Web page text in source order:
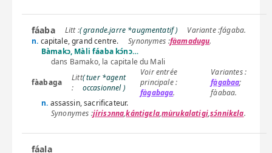
fáaba ( grande.jarre *augmentatif ) fágaba.
n. capitale, grand centre. fàamadugu.
Bàmakɔ, Màli fáaba kɔ́nɔ…
dans Bamako, la capitale du Mali
fàabaga
( tuer *agent
occasionnel )
fàgabaga.
fàgabaa;
fàabaa.
n. assassin, sacrificateur.
jírisɔnna,kántigɛla,mùrukalatigi,sɔ́nnikɛla.
fáala